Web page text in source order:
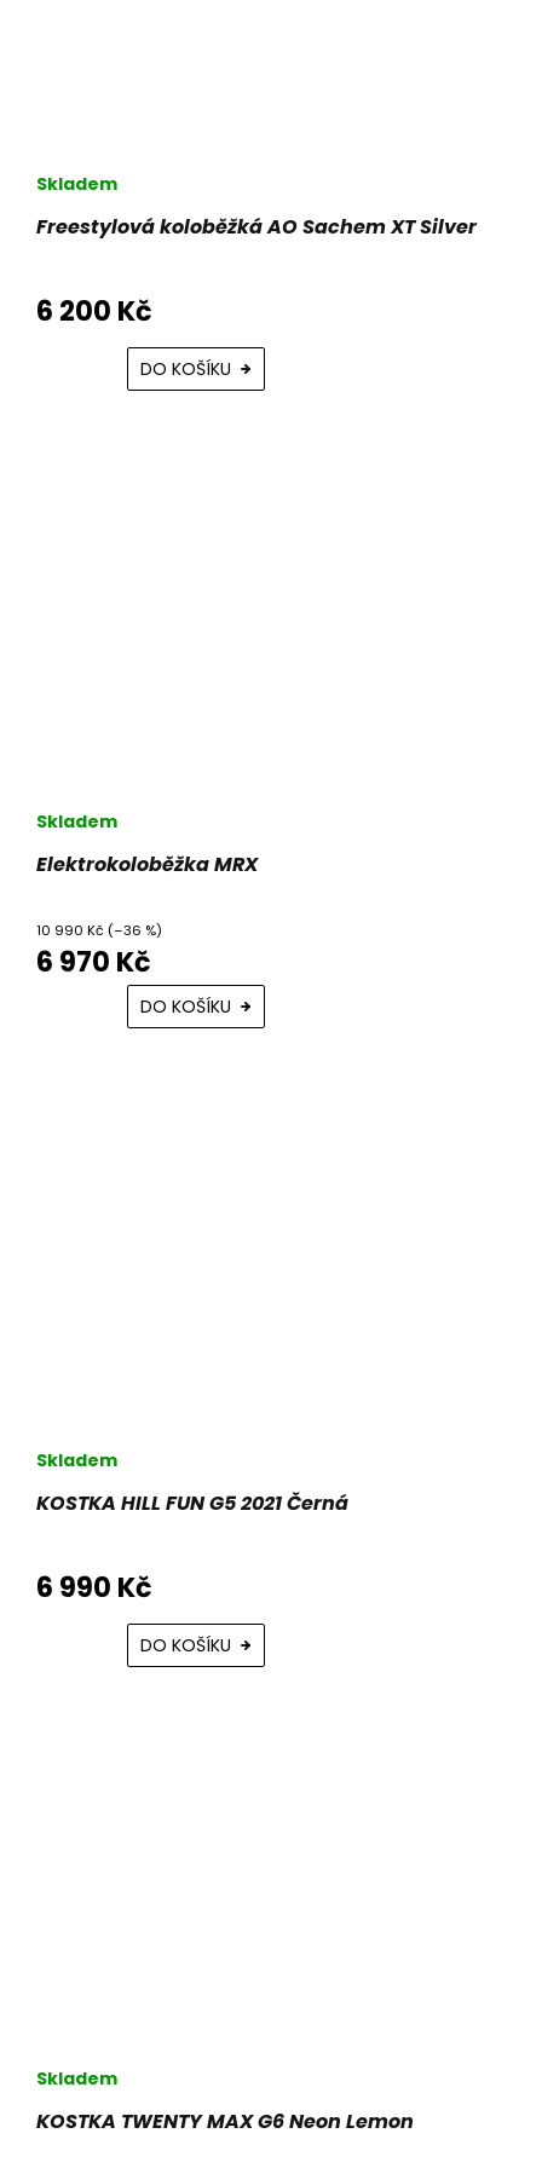
Freestylová koloběžká AO Sachem XT Silver
Skladem
6 200 Kč
DO KOŠÍKU
Elektrokoloběžka MRX
Skladem
10 990 Kč (–36 %)
6 970 Kč
DO KOŠÍKU
KOSTKA HILL FUN G5 2021 Černá
Skladem
6 990 Kč
DO KOŠÍKU
KOSTKA TWENTY MAX G6 Neon Lemon
Průměrné
produktu
Skladem